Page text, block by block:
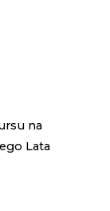
na
Lata